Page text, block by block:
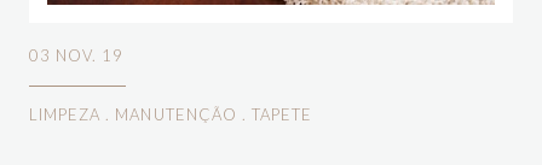
03 NOV. 19
LIMPEZA MANUTENÇÃO TAPETE